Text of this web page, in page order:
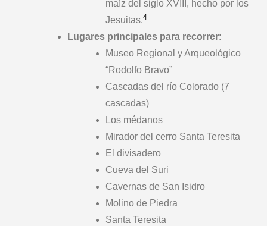
maíz del siglo XVIII, hecho por los
Jesuitas.4
Lugares principales para recorrer:
Museo Regional y Arqueológico
“Rodolfo Bravo”
Cascadas del río Colorado (7
cascadas)
Los médanos
Mirador del cerro Santa Teresita
El divisadero
Cueva del Suri
Cavernas de San Isidro
Molino de Piedra
Santa Teresita